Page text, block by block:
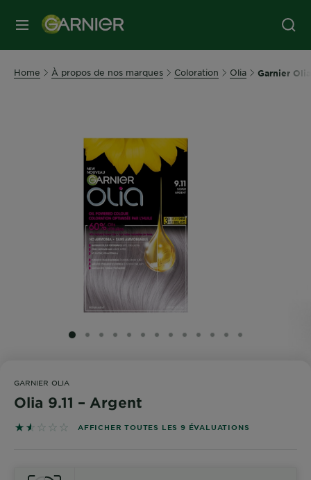
MENU
Home À propos de nos marques Coloration Olia Garnier
SLIDE 1
SLIDE 2
SLIDE 3
SLIDE 4
SLIDE 5
SLIDE 6
SLIDE 7
SLIDE 8
SLIDE 9
SLIDE 10
SLIDE 11
SLIDE 12
SLIDE 13
GARNIER OLIA
Olia 9.11 – Argent
1.5556 out of 5 stars based on reviews
AFFICHER TOUTES LES 9 ÉVALUATIONS